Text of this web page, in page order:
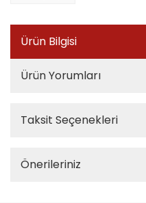
Ürün Bilgisi
Ürün Yorumları
Taksit Seçenekleri
Önerileriniz